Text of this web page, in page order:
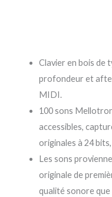
Clavier en bois de
profondeur et
MIDI.
100 sons
accessibles,
originales à 24
Les sons
originale de
qualité sonore